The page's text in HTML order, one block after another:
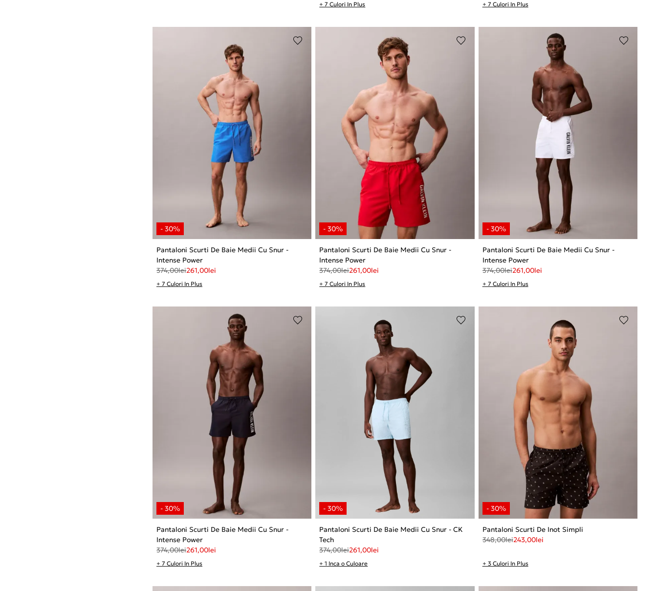
+ 7 Culori In Plus + 7 Culori In Plus
Pantaloni Scurti De Baie Medii Cu Snur -
Intense Power
374,00lei261,00lei
+ 7 Culori In Plus
Pantaloni Scurti De Baie Medii Cu Snur -
Intense Power
374,00lei261,00lei
+ 7 Culori In Plus
Pantaloni Scurti De Baie Medii Cu Snur -
Intense Power
374,00lei261,00lei
+ 7 Culori In Plus
Pantaloni Scurti De Baie Medii Cu Snur -
Intense Power
374,00lei261,00lei
+ 7 Culori In Plus
Pantaloni Scurti De Baie Medii Cu Snur - CK
Tech
374,00lei261,00lei
+ 1 Inca o Culoare
Pantaloni Scurti De Inot Simpli
348,00lei243,00lei
+ 3 Culori In Plus